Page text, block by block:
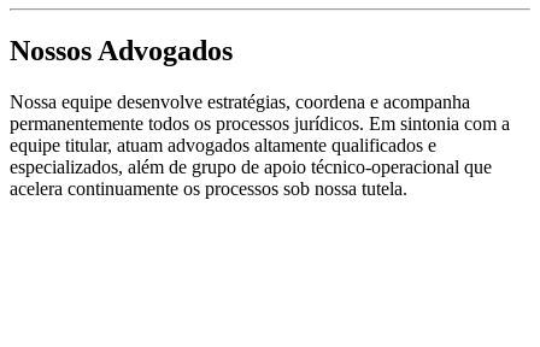
Nossos Advogados
Nossa equipe desenvolve estratégias, coordena e acompanha
permanentemente todos os processos jurídicos. Em sintonia com a
equipe titular, atuam advogados altamente qualificados e
especializados, além de grupo de apoio técnico-operacional que
acelera continuamente os processos sob nossa tutela.